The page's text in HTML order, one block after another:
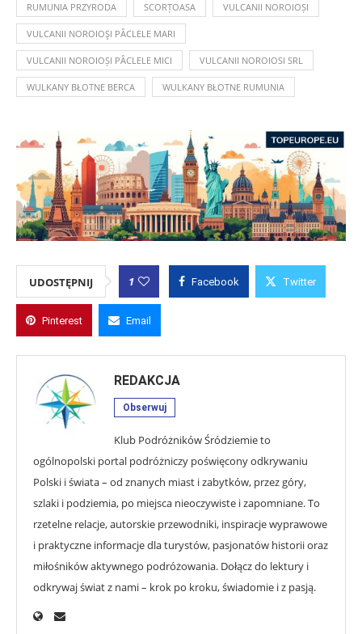
RUMUNIA PRZYRODA SCORȚOASA VULCANII NOROIOȘI
VULCANII NOROIOŞI PÂCLELE MARI
VULCANII NOROIOȘI PÂCLELE MICI VULCANII NOROIOSI SRL
WULKANY BŁOTNE BERCA WULKANY BŁOTNE RUMUNIA
UDOSTĘPNIJ 1 Facebook Twitter
Pinterest Email
REDAKCJA
Obserwuj
Klub Podróżników Śródziemie to
ogólnopolski portal podróżniczy poświęcony odkrywaniu
Polski i świata – od znanych miast i zabytków, przez góry,
szlaki i podziemia, po miejsca nieoczywiste i zapomniane. To
rzetelne relacje, autorskie przewodniki, inspiracje wyprawowe
i praktyczne informacje dla turystów, pasjonatów historii oraz
miłośników aktywnego podróżowania. Dołącz do lektury i
odkrywaj świat z nami – krok po kroku, świadomie i z pasją.